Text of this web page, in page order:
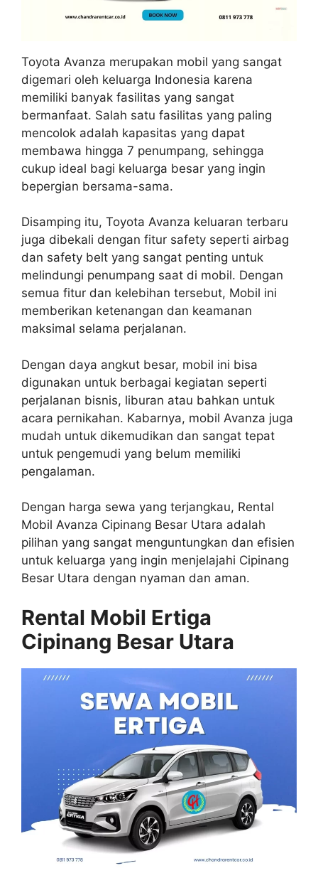
Toyota Avanza merupakan mobil yang sangat
digemari oleh keluarga Indonesia karena
memiliki banyak fasilitas yang sangat
bermanfaat. Salah satu fasilitas yang paling
mencolok adalah kapasitas yang dapat
membawa hingga 7 penumpang, sehingga
cukup ideal bagi keluarga besar yang ingin
bepergian bersama-sama.
Disamping itu, Toyota Avanza keluaran terbaru
juga dibekali dengan fitur safety seperti airbag
dan safety belt yang sangat penting untuk
melindungi penumpang saat di mobil. Dengan
semua fitur dan kelebihan tersebut, Mobil ini
memberikan ketenangan dan keamanan
maksimal selama perjalanan.
Dengan daya angkut besar, mobil ini bisa
digunakan untuk berbagai kegiatan seperti
perjalanan bisnis, liburan atau bahkan untuk
acara pernikahan. Kabarnya, mobil Avanza juga
mudah untuk dikemudikan dan sangat tepat
untuk pengemudi yang belum memiliki
pengalaman.
Dengan harga sewa yang terjangkau, Rental
Mobil Avanza Cipinang Besar Utara adalah
pilihan yang sangat menguntungkan dan efisien
untuk keluarga yang ingin menjelajahi Cipinang
Besar Utara dengan nyaman dan aman.
Rental Mobil Ertiga
Cipinang Besar Utara